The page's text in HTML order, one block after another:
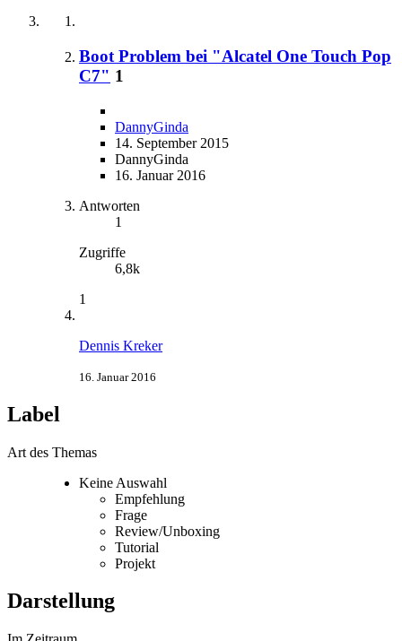
Boot Problem bei "Alcatel One Touch Pop
C7" 1
DannyGinda
14. September 2015
DannyGinda
16. Januar 2016
Antworten
1
Zugriffe
6,8k
1
Dennis Kreker
16. Januar 2016
Label
Art des Themas
Keine Auswahl
Empfehlung
Frage
Review/Unboxing
Tutorial
Projekt
Darstellung